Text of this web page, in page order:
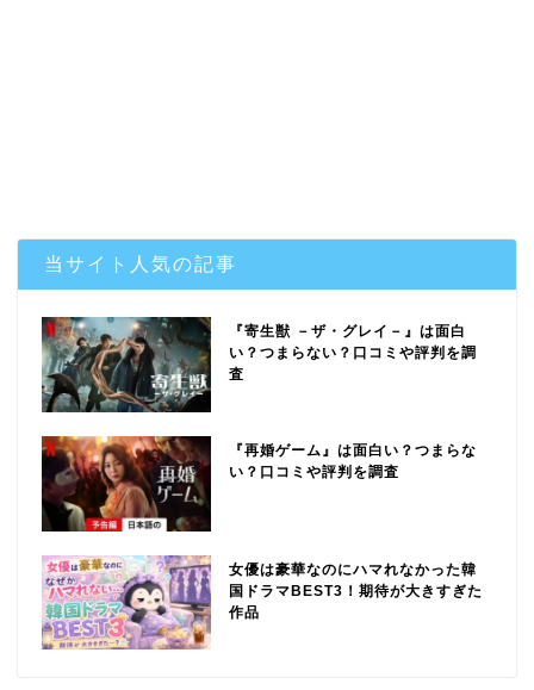
当サイト人気の記事
『寄生獣 －ザ・グレイ－』は面白
い？つまらない？口コミや評判を調
査
『再婚ゲーム』は面白い？つまらな
い？口コミや評判を調査
女優は豪華なのにハマれなかった韓
国ドラマBEST3！期待が大きすぎた
作品